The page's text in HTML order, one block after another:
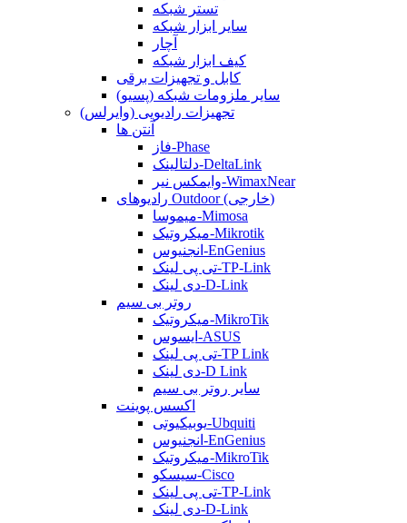
تستر شبکه
سایر ابزار شبکه
آچار
کیف ابزار شبکه
کابل و تجهیزات برقی
سایر ملزومات شبکه (پسیو)
تجهیزات رادیویی (وایرلس)
آنتن ها
فاز-Phase
دلتالینک-DeltaLink
وایمکس نیر-WimaxNear
رادیوهای Outdoor (خارجی)
میموسا-Mimosa
میکروتیک-Mikrotik
انجنیوس-EnGenius
تی پی لینک-TP-Link
دی لینک-D-Link
روتر بی سیم
میکروتیک-MikroTik
ایسوس-ASUS
تی پی لینک-TP Link
دی لینک-D Link
سایر روتر بی سیم
اکسس پوینت
یوبیکیوتی-Ubquiti
انجنیوس-EnGenius
میکروتیک-MikroTik
سیسکو-Cisco
تی پی لینک-TP-Link
دی لینک-D-Link